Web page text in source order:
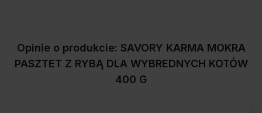
Opinie o produkcie: SAVORY KARMA MOKRA
PASZTET Z RYBĄ DLA WYBREDNYCH KOTÓW
400 G